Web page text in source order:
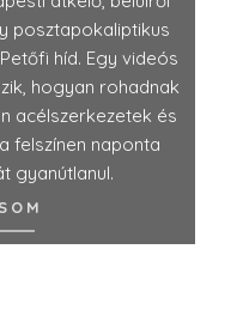
posztapokaliptikus
híd. Egy videós
hogyan rohadnak
acélszerkezetek és
felszínen naponta
gyanútlanul.